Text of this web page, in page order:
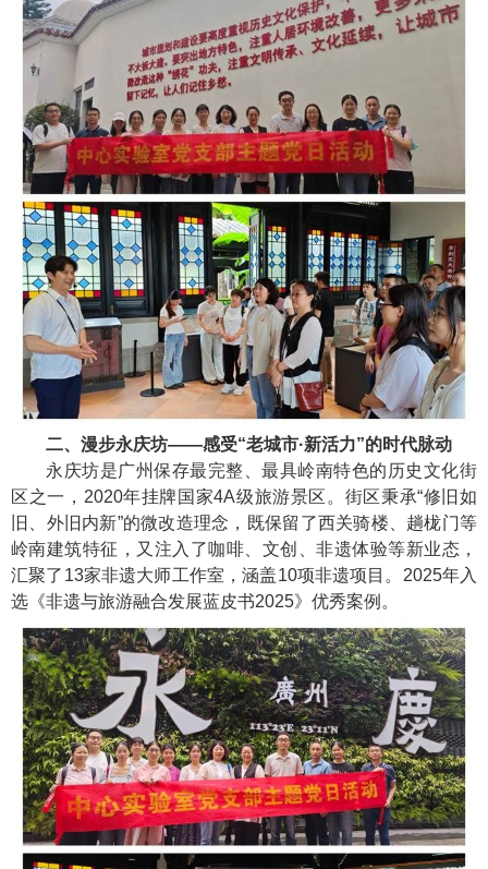
二、漫步永庆坊——感受“老城市·新活力”的时代脉动
永庆坊是广州保存最完整、最具岭南特色的历史文化街
区之一， 2020年挂牌国家4A级旅游景区。街区秉承“修旧如
旧、外旧内新”的微改造理念，既保留了西关骑楼、趟栊门等
岭南建筑特征，又注入了咖啡、文创、非遗体验等新业态，
汇聚了 13家非遗大师工作室，涵盖10项非遗项目。 2025年入
选《非遗与旅游融合发展蓝皮书2025》优秀案例。